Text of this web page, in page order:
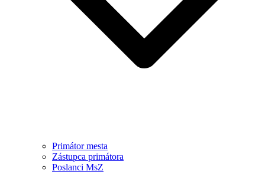
Primátor mesta
Zástupca primátora
Poslanci MsZ